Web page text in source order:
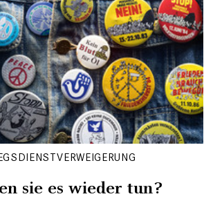
sie es wieder tun?